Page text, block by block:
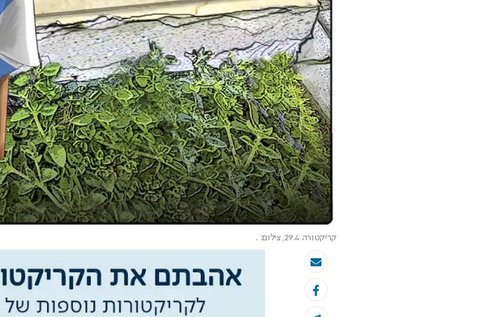
קריקטורה 29.4 , צילום: .